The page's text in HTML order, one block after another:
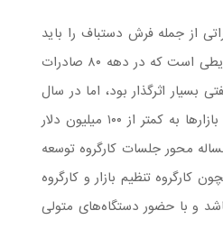
از جمله فرش دستباف را باید
تقویت کرد تا بتوان درآمدهای ارزی از محل صادرات غیرنفتی را افزایش داد و این در شرایطی است که در دهه ۸۰ صادرات
بسیار اثرگذار بود، اما در سال
۱۳۹۷ صادرات به کمتر از ۵۰۰ میلیون دلار و در سال ۱۳۹۸ به دلیل تحریم‌ها و تغییر برخی بازارها به کمتر از ۱۰۰ میلیون دلار
محور جلسات کارگروه توسعه
تنظیم بازار و کارگروه
و با حضور دستگاه‌های متولی